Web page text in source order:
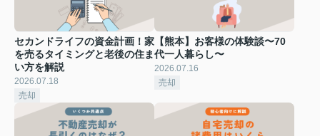
セカンドライフの資金計画！家
を売るタイミングと老後の住ま
い方を解説
2026.07.18
売却
【熊本】お客様の体験談〜70
代一人暮らし〜
2026.07.16
売却